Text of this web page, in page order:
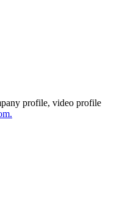
profile, video profile